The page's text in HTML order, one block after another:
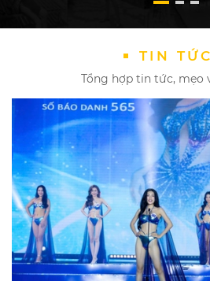
TIN TỨC
Tổng hợp tin tức, mẹo